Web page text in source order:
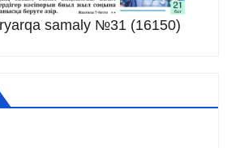
samaly №31 (16150)